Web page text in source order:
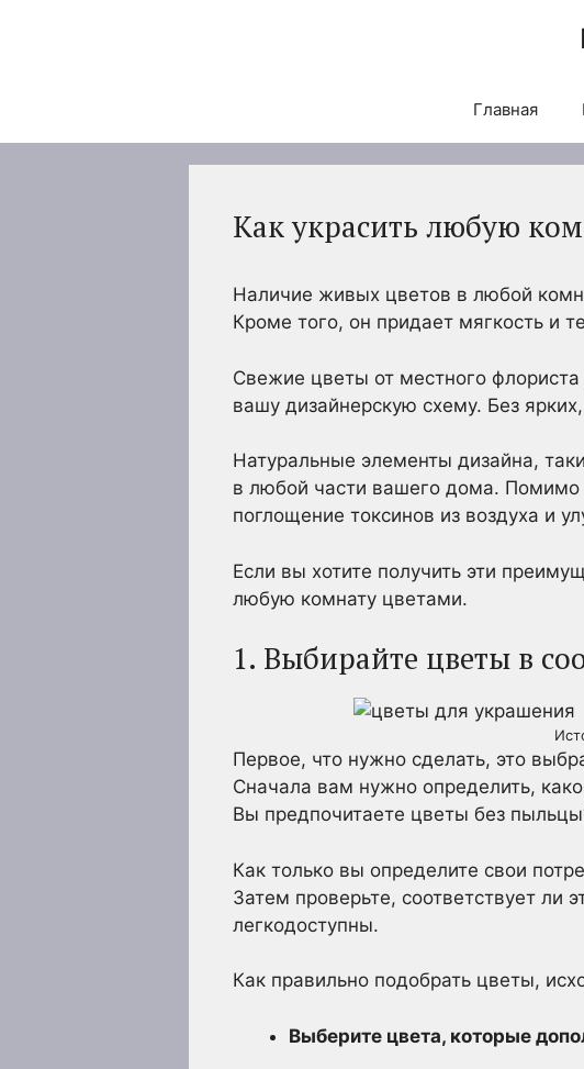
Главная
Как украсить любую
Наличие живых цветов в любой
Кроме того, он придает мягкость и
Свежие цветы от местного
вашу дизайнерскую схему. Без
Натуральные элементы дизайна,
в любой части вашего дома. Помимо
поглощение токсинов из воздуха и
Если вы хотите получить эти
любую комнату цветами.
1. Выбирайте цветы в
Первое, что нужно сделать, это
Сначала вам нужно определить,
Вы предпочитаете цветы без
Как только вы определите свои
Затем проверьте, соответствует ли
легкодоступны.
Как правильно подобрать цветы,
Выберите цвета, которые